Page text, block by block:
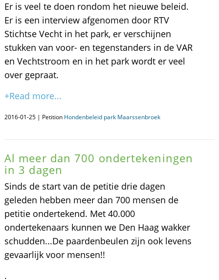
Er is veel te doen rondom het nieuwe beleid.
Er is een interview afgenomen door RTV
Stichtse Vecht in het park, er verschijnen
stukken van voor- en tegenstanders in de VAR
en Vechtstroom en in het park wordt er veel
over gepraat.
+Read more...
2016-01-25 | Petition Hondenbeleid park Maarssenbroek
Al meer dan 700 ondertekeningen
in 3 dagen
Sinds de start van de petitie drie dagen
geleden hebben meer dan 700 mensen de
petitie ondertekend. Met 40.000
ondertekenaars kunnen we Den Haag wakker
schudden...De paardenbeulen zijn ook levens
gevaarlijk voor mensen!!
.